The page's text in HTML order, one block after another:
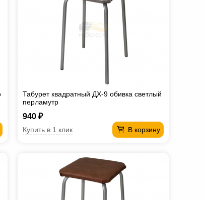
Табурет квадратный ДХ-9 обивка светлый
перламутр
940 ₽
В корзину
Купить в 1 клик